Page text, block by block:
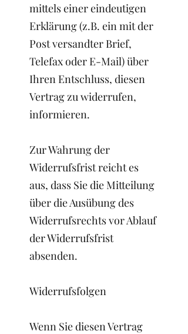
mittels einer eindeutigen
Erklärung (z.B. ein mit der
Post versandter Brief,
Telefax oder E-Mail) über
Ihren Entschluss, diesen
Vertrag zu widerrufen,
informieren.
Zur Wahrung der
Widerrufsfrist reicht es
aus, dass Sie die Mitteilung
über die Ausübung des
Widerrufsrechts vor Ablauf
der Widerrufsfrist
absenden.
Widerrufsfolgen
Wenn Sie diesen Vertrag